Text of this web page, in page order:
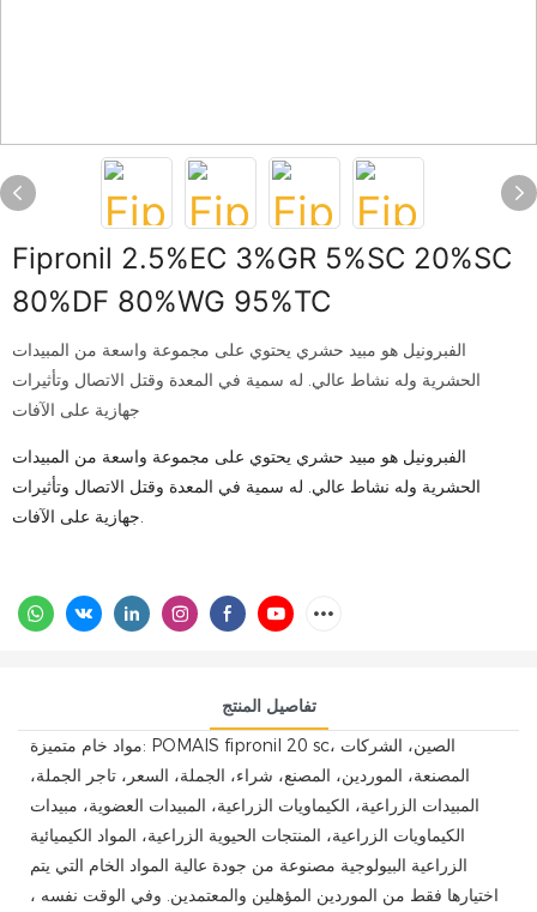
Fipronil 2.5%EC 3%GR 5%SC 20%SC
80%DF 80%WG 95%TC
الفبرونيل هو مبيد حشري يحتوي على مجموعة واسعة من المبيدات
الحشرية وله نشاط عالي. له سمية في المعدة وقتل الاتصال وتأثيرات
جهازية على الآفات
الفبرونيل هو مبيد حشري يحتوي على مجموعة واسعة من المبيدات
الحشرية وله نشاط عالي. له سمية في المعدة وقتل الاتصال وتأثيرات
جهازية على الآفات.
تفاصيل المنتج
مواد خام متميزة: POMAIS fipronil 20 sc، الصين، الشركات
المصنعة، الموردين، المصنع، شراء، الجملة، السعر، تاجر الجملة،
المبيدات الزراعية، الكيماويات الزراعية، المبيدات العضوية، مبيدات
الكيماويات الزراعية، المنتجات الحيوية الزراعية، المواد الكيميائية
الزراعية البيولوجية مصنوعة من جودة عالية المواد الخام التي يتم
اختيارها فقط من الموردين المؤهلين والمعتمدين. وفي الوقت نفسه ،